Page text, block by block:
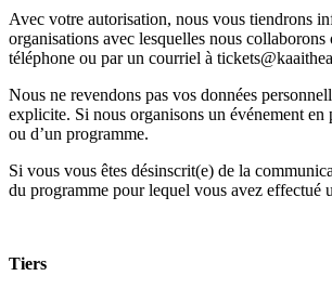
Avec votre autorisation, nous vous tiendrons
organisations avec lesquelles nous
téléphone ou par un courriel à
Nous ne revendons pas vos données
explicite. Si nous organisons un événement en
ou d’un programme.
Si vous vous êtes désinscrit(e) de la
du programme pour lequel vous avez
Tiers